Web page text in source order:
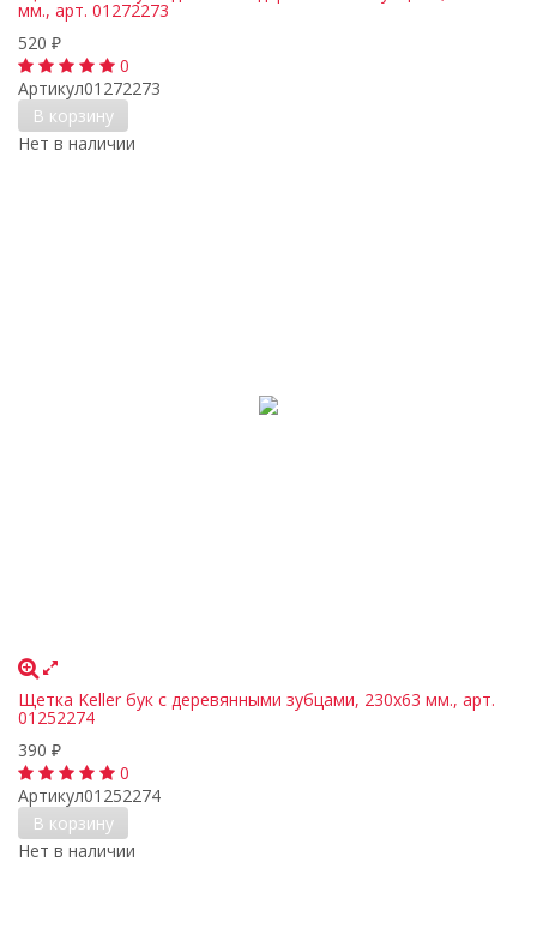
мм., арт. 01272273
520 ₽
0
Артикул01272273
В корзину
Нет в наличии
Щетка Keller бук с деревянными зубцами, 230х63 мм., арт.
01252274
390 ₽
0
Артикул01252274
В корзину
Нет в наличии